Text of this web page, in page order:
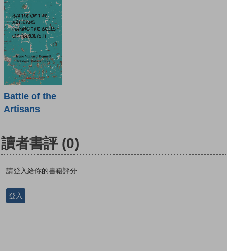
Battle of the
Artisans
讀者書評 (0)
請登入給你的書籍評分
登入